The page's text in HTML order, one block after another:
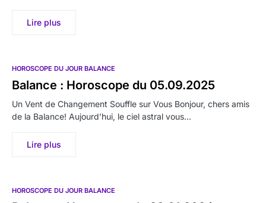
Lire plus
HOROSCOPE DU JOUR BALANCE
Balance : Horoscope du 05.09.2025
Un Vent de Changement Souffle sur Vous Bonjour, chers amis
de la Balance! Aujourd’hui, le ciel astral vous…
Lire plus
HOROSCOPE DU JOUR BALANCE